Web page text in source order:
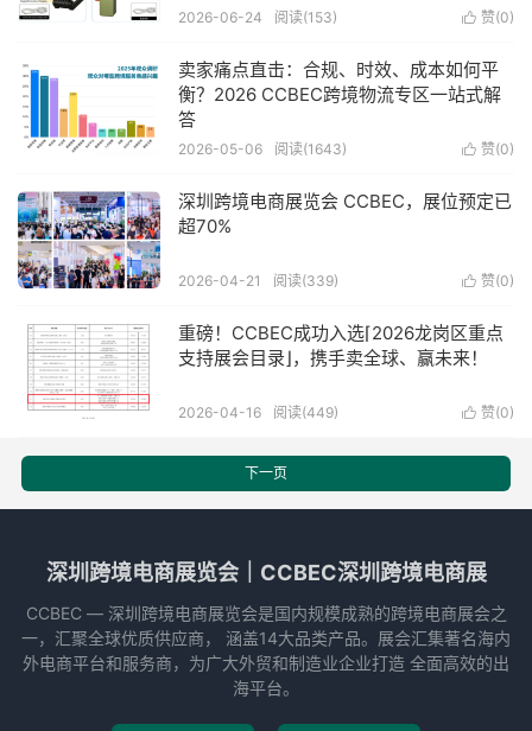
 赞(0)
2026-06-24 阅读(153)
卖家痛点直击：合规、时效、成本如何平
衡？2026 CCBEC跨境物流专区一站式解
答
 赞(0)
2026-05-06 阅读(1643)
深圳跨境电商展览会 CCBEC，展位预定已
超70%
 赞(0)
2026-04-21 阅读(339)
重磅！CCBEC成功入选⌈2026龙岗区重点
支持展会目录⌋，携手卖全球、赢未来！
 赞(0)
2026-04-16 阅读(449)
下一页
深圳跨境电商展览会｜CCBEC深圳跨境电商展
CCBEC ― 深圳跨境电商展览会是国内规模成熟的跨境电商展会之
一，汇聚全球优质供应商， 涵盖14大品类产品。展会汇集著名海内
外电商平台和服务商，为广大外贸和制造业企业打造 全面高效的出
海平台。